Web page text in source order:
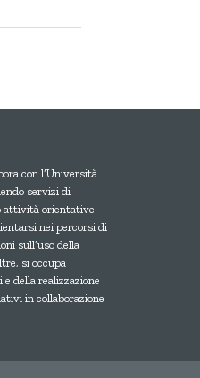
con l’Università
servizi di
attività orientative
nei percorsi di
sull’uso della
si occupa
e della realizzazione
in collaborazione